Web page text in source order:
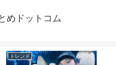
めドットコム
トレンド